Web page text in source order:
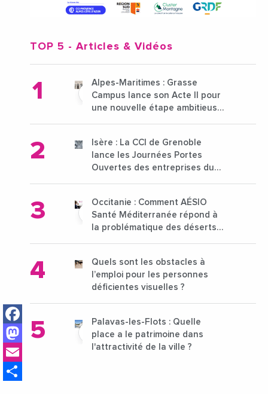
Facebook
Mastodon
TOP 5 - Articles & Vidéos
Alpes-Maritimes : Grasse
Campus lance son Acte II pour
une nouvelle étape ambitieuse
Isère : La CCI de Grenoble
lance les Journées Portes
Ouvertes des entreprises du
Occitanie : Comment AÉSIO
Santé Méditerranée répond à
la problématique des déserts
Quels sont les obstacles à
l’emploi pour les personnes
déficientes visuelles ?
Palavas-les-Flots : Quelle
place a le patrimoine dans
l'attractivité de la ville ?